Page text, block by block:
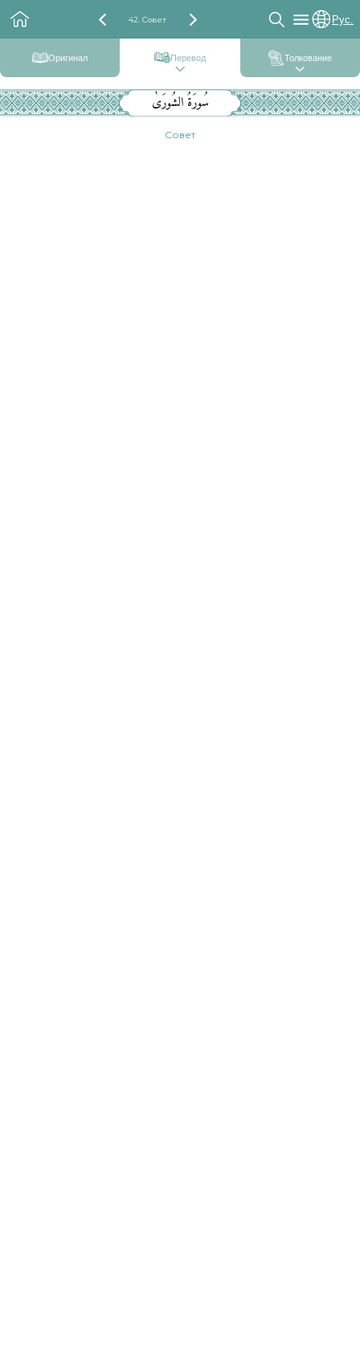
42. Совет Рус.
Оригинал Перевод Толкование
سُورَةُ الشُورَىٰ
Совет